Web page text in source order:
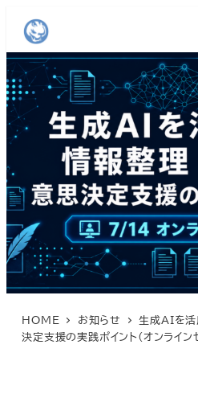
HOME お知らせ
生成AIを活
決定支援の実践ポイント(オンライン